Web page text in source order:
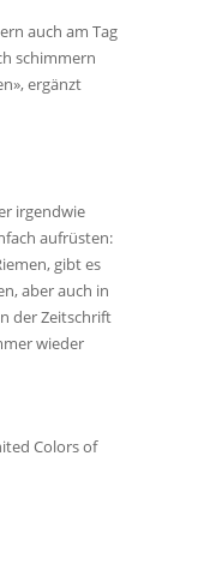
auch am Tag
schimmern
ergänzt
irgendwie
aufrüsten:
gibt es
aber auch in
der Zeitschrift
wieder
Colors of